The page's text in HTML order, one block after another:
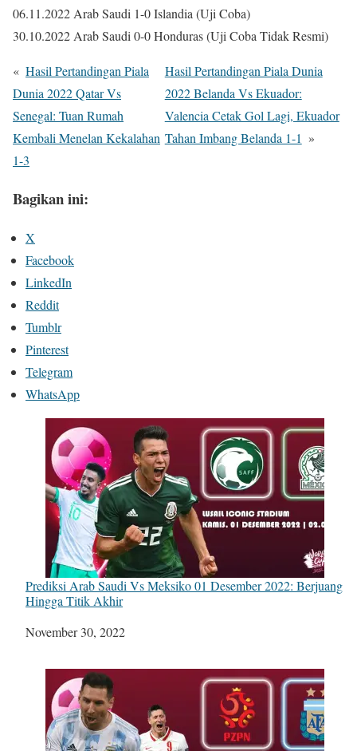
06.11.2022 Arab Saudi 1-0 Islandia (Uji Coba)
30.10.2022 Arab Saudi 0-0 Honduras (Uji Coba Tidak Resmi)
« Hasil Pertandingan Piala
Dunia 2022 Qatar Vs
Senegal: Tuan Rumah
Kembali Menelan Kekalahan
1-3
Hasil Pertandingan Piala Dunia
2022 Belanda Vs Ekuador:
Valencia Cetak Gol Lagi, Ekuador
Tahan Imbang Belanda 1-1 »
Bagikan ini:
X
Facebook
LinkedIn
Reddit
Tumblr
Pinterest
Telegram
WhatsApp
Prediksi Arab Saudi Vs Meksiko 01 Desember 2022: Berjuang
Hingga Titik Akhir
Tanggal
November 30, 2022